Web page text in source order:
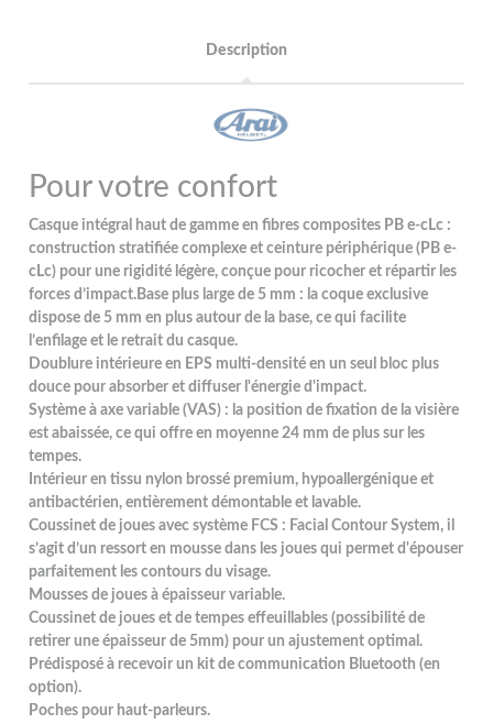
Description
Pour votre confort
Casque intégral haut de gamme en fibres composites PB e-cLc :
construction stratifiée complexe et ceinture périphérique (PB e-
cLc) pour une rigidité légère, conçue pour ricocher et répartir les
forces d’impact.Base plus large de 5 mm : la coque exclusive
dispose de 5 mm en plus autour de la base, ce qui facilite
l’enfilage et le retrait du casque.
Doublure intérieure en EPS multi-densité en un seul bloc plus
douce pour absorber et diffuser l'énergie d'impact.
Système à axe variable (VAS) : la position de fixation de la visière
est abaissée, ce qui offre en moyenne 24 mm de plus sur les
tempes.
Intérieur en tissu nylon brossé premium, hypoallergénique et
antibactérien, entièrement démontable et lavable.
Coussinet de joues avec système FCS : Facial Contour System, il
s’agit d’un ressort en mousse dans les joues qui permet d'épouser
parfaitement les contours du visage.
Mousses de joues à épaisseur variable.
Coussinet de joues et de tempes effeuillables (possibilité de
retirer une épaisseur de 5mm) pour un ajustement optimal.
Prédisposé à recevoir un kit de communication Bluetooth (en
option).
Poches pour haut-parleurs.